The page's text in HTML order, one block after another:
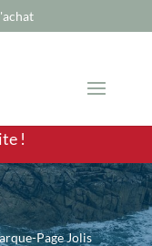
ventes sont
!
Page Jolis